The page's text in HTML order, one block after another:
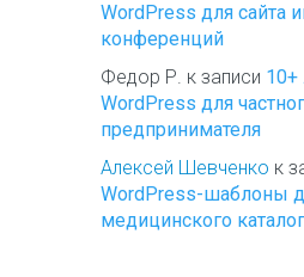
WordPress для сайта
конференций
Федор Р. к записи 10+
WordPress для
предпринимателя
Алексей Шевченко к
WordPress-шаблоны
медицинского